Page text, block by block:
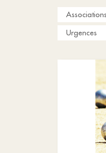
Associations
Urgences